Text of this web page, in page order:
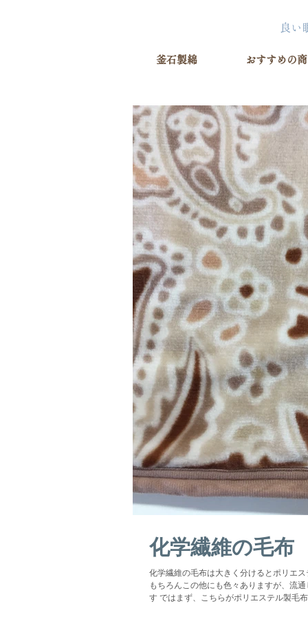
釜石製綿 おすすめの
化学繊維の毛布
化学繊維の毛布は大きく分けるとポリエ
もちろんこの他にも色々ありますが、流
す ではまず、こちらがポリエステル製毛